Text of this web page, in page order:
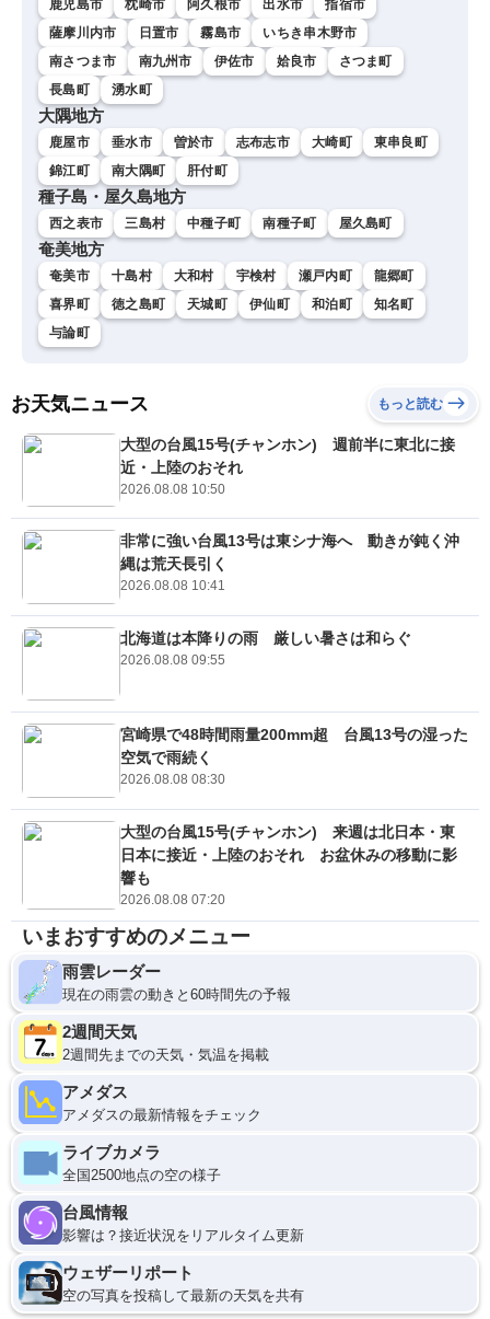
鹿児島市 枕崎市 阿久根市 出水市
指宿市
薩摩川内市
日置市 霧島市
いちき串木野市
南さつま市
南九州市 伊佐市 姶良市
さつま町
長島町
湧水町
大隅地方
鹿屋市 垂水市 曽於市 志布志市 大崎町
東串良町
錦江町
南大隅町 肝付町
種子島・屋久島地方
西之表市 三島村 中種子町 南種子町 屋久島町
奄美地方
奄美市 十島村 大和村 宇検村 瀬戸内町
龍郷町
喜界町
徳之島町 天城町 伊仙町 和泊町
知名町
与論町
お天気ニュース もっと読む
大型の台風15号(チャンホン) 週前半に東北に接
近・上陸のおそれ
2026.08.08 10:50
非常に強い台風13号は東シナ海へ 動きが鈍く沖
縄は荒天長引く
2026.08.08 10:41
北海道は本降りの雨 厳しい暑さは和らぐ
2026.08.08 09:55
宮崎県で48時間雨量200mm超 台風13号の湿った
空気で雨続く
2026.08.08 08:30
大型の台風15号(チャンホン) 来週は北日本・東
日本に接近・上陸のおそれ お盆休みの移動に影
響も
2026.08.08 07:20
いまおすすめのメニュー
雨雲レーダー
現在の雨雲の動きと60時間先の予報
2週間天気
2週間先までの天気・気温を掲載
アメダス
アメダスの最新情報をチェック
ライブカメラ
全国2500地点の空の様子
台風情報
影響は？接近状況をリアルタイム更新
ウェザーリポート
空の写真を投稿して最新の天気を共有